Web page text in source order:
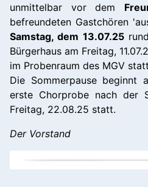
unmittelbar vor dem
befreundeten Gastchören
Samstag, dem 13.07.25
Bürgerhaus am Freitag,
im Probenraum des MGV
Die Sommerpause beginnt
erste Chorprobe nach der
Freitag, 22.08.25 statt.
Der Vorstand